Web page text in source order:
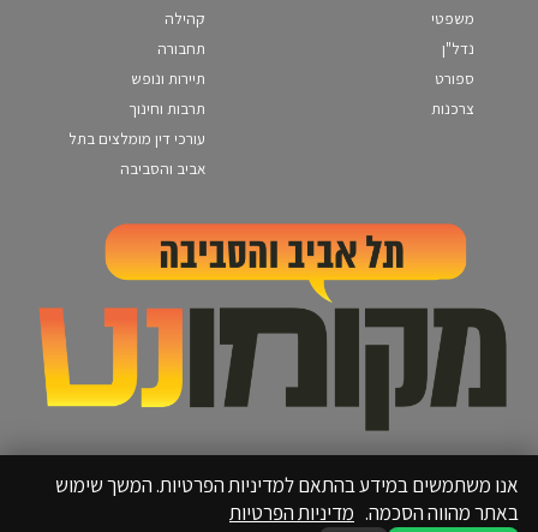
משפטי
נדל"ן
ספורט
צרכנות
קהילה
תחבורה
תיירות ונופש
תרבות וחינוך
עורכי דין מומלצים בתל
אביב והסביבה
אנו משתמשים במידע בהתאם למדיניות הפרטיות. המשך שימוש
באתר מהווה הסכמה. מדיניות הפרטיות